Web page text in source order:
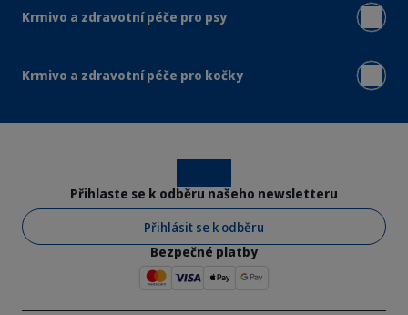
Krmivo a zdravotní péče pro psy
Krmivo a zdravotní péče pro kočky
Přihlaste se k odběru našeho newsletteru
Přihlásit se k odběru
Bezpečné platby